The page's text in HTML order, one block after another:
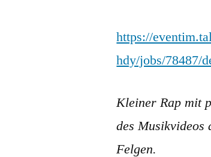
https://
hdy/jobs/78487/
Kleiner Rap mit
des Musikvideos
Felgen.